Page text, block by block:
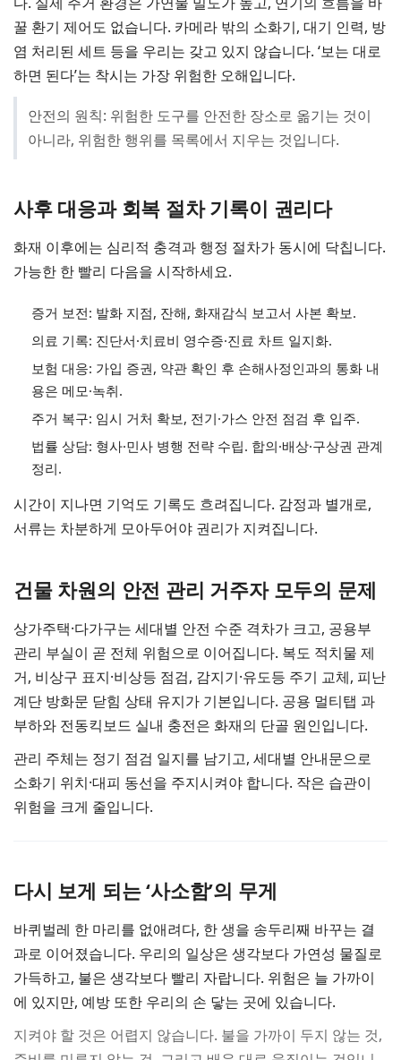
꿀 환기 제어도 없습니다. 카메라 밖의 소화기, 대기 인력, 방
염 처리된 세트 등을 우리는 갖고 있지 않습니다. ‘보는 대로
하면 된다’는 착시는 가장 위험한 오해입니다.
안전의 원칙: 위험한 도구를 안전한 장소로 옮기는 것이
아니라, 위험한 행위를 목록에서 지우는 것입니다.
사후 대응과 회복 절차 기록이 권리다
화재 이후에는 심리적 충격과 행정 절차가 동시에 닥칩니다.
가능한 한 빨리 다음을 시작하세요.
증거 보전: 발화 지점, 잔해, 화재감식 보고서 사본 확보.
의료 기록: 진단서·치료비 영수증·진료 차트 일지화.
보험 대응: 가입 증권, 약관 확인 후 손해사정인과의 통화 내
용은 메모·녹취.
주거 복구: 임시 거처 확보, 전기·가스 안전 점검 후 입주.
법률 상담: 형사·민사 병행 전략 수립. 합의·배상·구상권 관계
정리.
시간이 지나면 기억도 기록도 흐려집니다. 감정과 별개로,
서류는 차분하게 모아두어야 권리가 지켜집니다.
건물 차원의 안전 관리 거주자 모두의 문제
상가주택·다가구는 세대별 안전 수준 격차가 크고, 공용부
관리 부실이 곧 전체 위험으로 이어집니다. 복도 적치물 제
거, 비상구 표지·비상등 점검, 감지기·유도등 주기 교체, 피난
계단 방화문 닫힘 상태 유지가 기본입니다. 공용 멀티탭 과
부하와 전동킥보드 실내 충전은 화재의 단골 원인입니다.
관리 주체는 정기 점검 일지를 남기고, 세대별 안내문으로
소화기 위치·대피 동선을 주지시켜야 합니다. 작은 습관이
위험을 크게 줄입니다.
다시 보게 되는 ‘사소함’의 무게
바퀴벌레 한 마리를 없애려다, 한 생을 송두리째 바꾸는 결
과로 이어졌습니다. 우리의 일상은 생각보다 가연성 물질로
가득하고, 불은 생각보다 빨리 자랍니다. 위험은 늘 가까이
에 있지만, 예방 또한 우리의 손 닿는 곳에 있습니다.
지켜야 할 것은 어렵지 않습니다. 불을 가까이 두지 않는 것,